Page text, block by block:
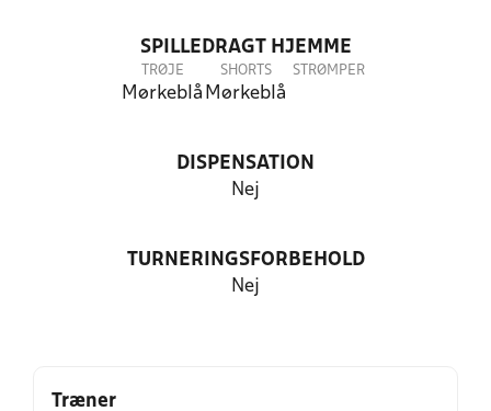
SPILLEDRAGT HJEMME
TRØJE
Mørkeblå
SHORTS
Mørkeblå
STRØMPER
DISPENSATION
Nej
TURNERINGSFORBEHOLD
Nej
Træner